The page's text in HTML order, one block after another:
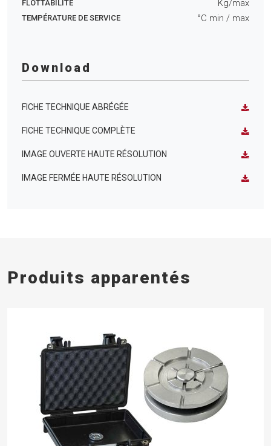
FLOTTABILITÉ Kg/max
TEMPÉRATURE DE SERVICE °C min / max
Download
FICHE TECHNIQUE ABRÉGÉE
FICHE TECHNIQUE COMPLÈTE
IMAGE OUVERTE HAUTE RÉSOLUTION
IMAGE FERMÉE HAUTE RÉSOLUTION
Produits apparentés